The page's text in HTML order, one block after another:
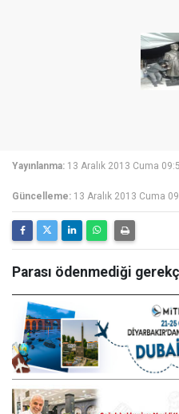
Yayınlanma: 13 Aralık 2013 Cuma
Güncelleme: 13 Aralık 2013 Cuma
Parası ödenmediği